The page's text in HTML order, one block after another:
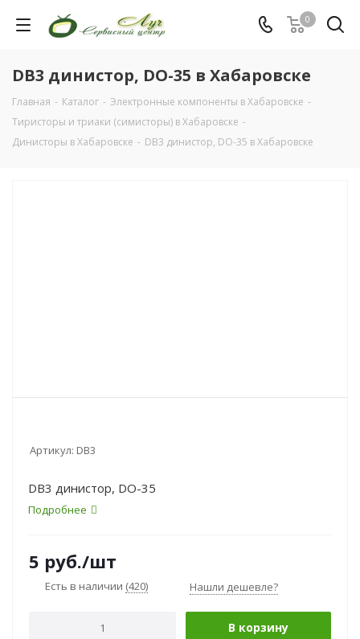
0
DB3 динистор, DO-35 в Хабаровске
Главная - Каталог - Электронные компоненты в Хабаровске -
Тиристоры и триаки (симисторы) в Хабаровске -
Динисторы в Хабаровске - DB3 динистор, DO-35 в Хабаровске
Артикул: DB3
DB3 динистор, DO-35
Подробнее
5 руб./шт
Есть в наличии (420) Нашли дешевле?
В корзину